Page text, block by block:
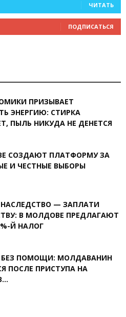
ЧИТАТЬ
ПОДПИСАТЬСЯ
ПРИЗЫВАЕТ
ЭНЕРГИЮ: СТИРКА
ПЫЛЬ НИКУДА НЕ ДЕНЕТСЯ
СОЗДАЮТ ПЛАТФОРМУ ЗА
И ЧЕСТНЫЕ ВЫБОРЫ
— ЗАПЛАТИ
В МОЛДОВЕ ПРЕДЛАГАЮТ
Й НАЛОГ
БЕЗ ПОМОЩИ: МОЛДАВАНИН
ПОСЛЕ ПРИСТУПА НА